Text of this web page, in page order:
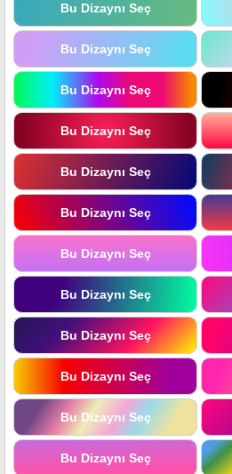
Bu Dizaynı Seç
Bu Dizaynı Seç
Bu Dizaynı Seç
Bu Dizaynı Seç
Bu Dizaynı Seç
Bu Dizaynı Seç
Bu Dizaynı Seç
Bu Dizaynı Seç
Bu Dizaynı Seç
Bu Dizaynı Seç
Bu Dizaynı Seç
Bu Dizaynı Seç